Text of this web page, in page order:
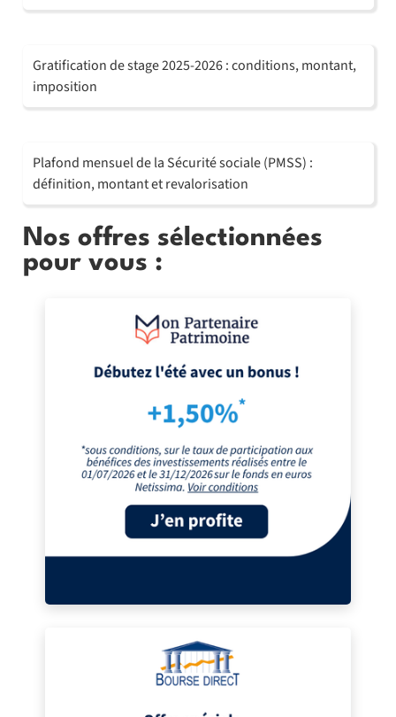
Gratification de stage 2025-2026 : conditions, montant,
imposition
Plafond mensuel de la Sécurité sociale (PMSS) :
définition, montant et revalorisation
Nos offres sélectionnées
pour vous :